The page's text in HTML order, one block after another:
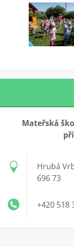
Mateřská
Hrubá
696 73
+420 518